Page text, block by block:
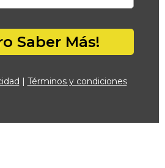
Saber Más!
| Términos y condiciones